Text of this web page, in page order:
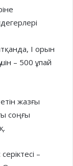
І орын
– 500 ұпай
жазғы
соңғы
–